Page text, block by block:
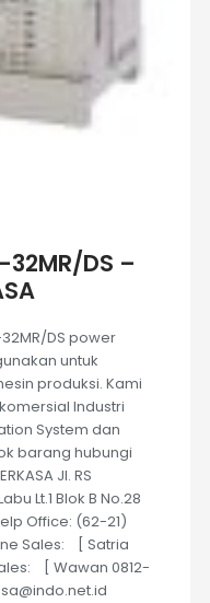
32MR/DS –
32MR/DS power
untuk
produksi. Kami
Industri
System dan
barang hubungi
Jl. RS
Lt.1 Blok B No.28
Office: (62-21)
Sales: [ Satria
[ Wawan 0812-